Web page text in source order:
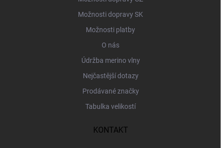
Možnosti dopravy SK
Možnosti platby
O nás
Údržba merino vlny
Nejčastější dotazy
Prodávané značky
Tabulka velikostí
KONTAKT